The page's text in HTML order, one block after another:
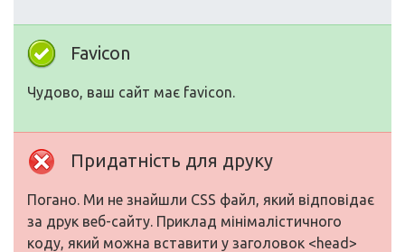
Favicon
Чудово, ваш сайт має favicon.
Придатність для друку
Погано. Ми не знайшли CSS файл, який відповідає
за друк веб-сайту. Приклад мінімалістичного
коду, який можна вставити у заголовок <head>